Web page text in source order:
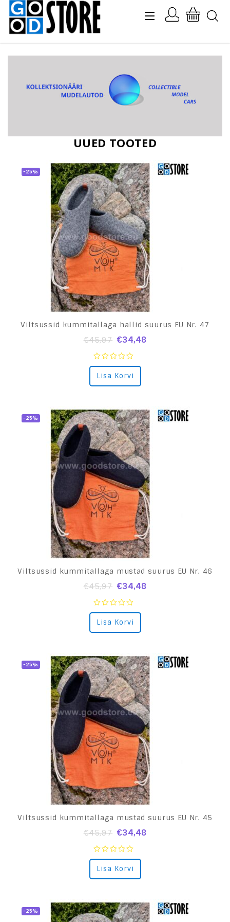
UUED TOOTED
-25%
Viltsussid kummitallaga hallid suurus EU Nr. 47
€45,97 €34,48
0
out
of
Lisa Korvi
-25%
Viltsussid kummitallaga mustad suurus EU Nr. 46
€45,97 €34,48
0
out
of
Lisa Korvi
-25%
Viltsussid kummitallaga mustad suurus EU Nr. 45
€45,97 €34,48
0
out
of
Lisa Korvi
-25%